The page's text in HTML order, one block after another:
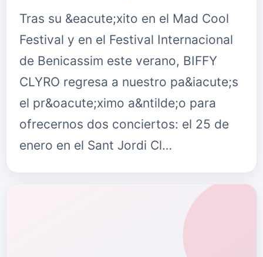
Tras su &eacute;xito en el Mad Cool
Festival y en el Festival Internacional
de Benicassim este verano, BIFFY
CLYRO regresa a nuestro pa&iacute;s
el pr&oacute;ximo a&ntilde;o para
ofrecernos dos conciertos: el 25 de
enero en el Sant Jordi Cl…